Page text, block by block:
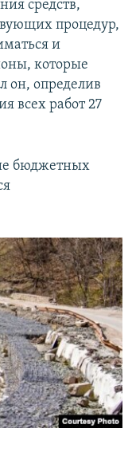
средств,
процедур,
и
которые
он, определив
всех работ 27
бюджетных